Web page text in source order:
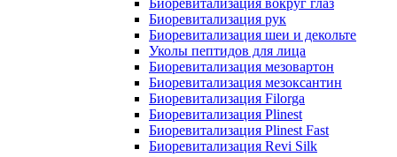
Биоревитализация вокруг глаз
Биоревитализация рук
Биоревитализация шеи и декольте
Уколы пептидов для лица
Биоревитализация мезовартон
Биоревитализация мезоксантин
Биоревитализация Filorga
Биоревитализация Plinest
Биоревитализация Plinest Fast
Биоревитализация Revi Silk